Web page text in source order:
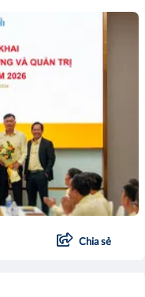
Chia sẻ